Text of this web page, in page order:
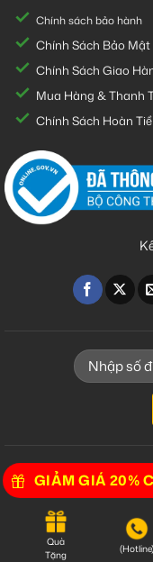
Chính sách bảo hành
Chính Sách Bảo Mật
Chính Sách Giao
Mua Hàng & Thanh
Chính Sách Hoàn
dán
GIẢM GIÁ 20%
Quà
Tặng
(Hotline)